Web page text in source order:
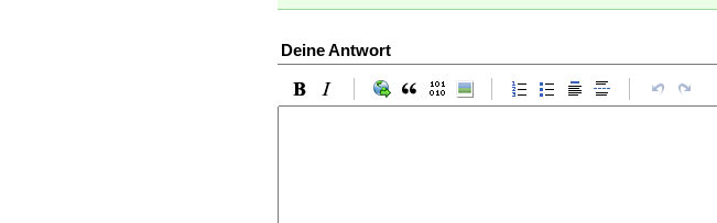
Deine Antwort